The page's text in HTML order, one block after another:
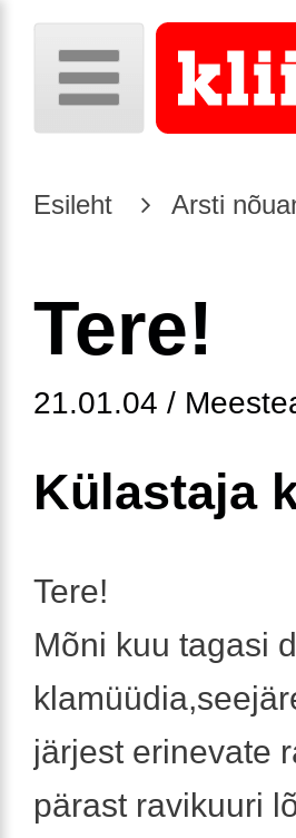
Esileht Arsti
Tere!
21.01.04 /
Külastaja
Tere!
Mõni kuu tagasi
järjest erinevate
pärast ravikuuri